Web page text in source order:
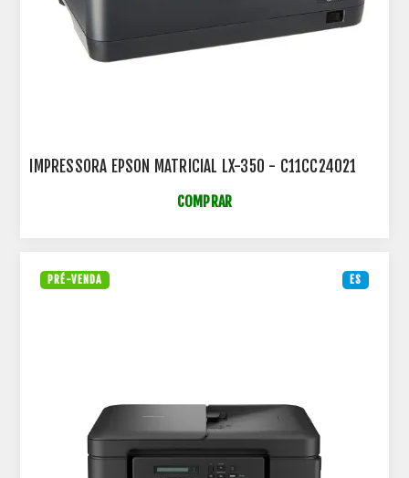
IMPRESSORA EPSON MATRICIAL LX-350 - C11CC24021
COMPRAR
ES
PRÉ-VENDA